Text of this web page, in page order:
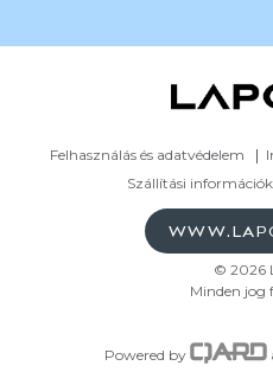
Felhasználás és adatvédelem
Szállítási információk
© 2026
Minden jog
Powered by